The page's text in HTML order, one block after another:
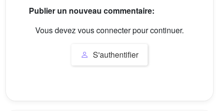
Publier un nouveau commentaire:
Vous devez vous connecter pour continuer.
S'authentifier